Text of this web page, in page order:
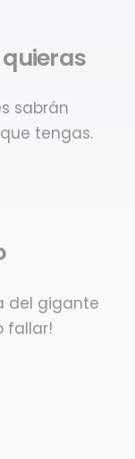
sabrán
tengas.
del gigante
fallar!